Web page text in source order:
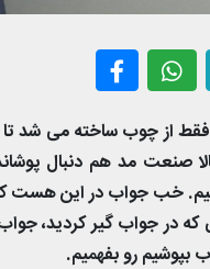
از چوب ساخته می شد تا
صنعت مد هم دنبال
خب جواب در این هست
که در جواب گیر کردید،
بپوشیم رو بفهمیم.